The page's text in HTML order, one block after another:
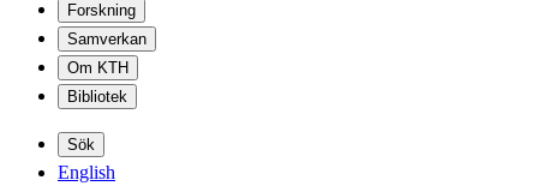
Forskning
Samverkan
Om KTH
Bibliotek
Sök
English